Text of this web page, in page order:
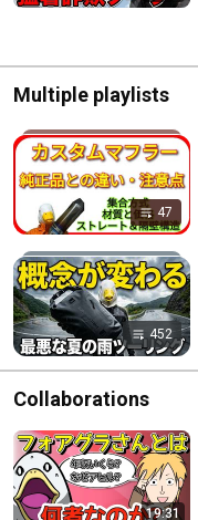
Multiple playlists
47
452
Collaborations
19:31